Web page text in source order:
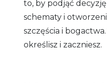
to, by podjąć
schematy i
szczęścia i
określisz i zaczniesz.